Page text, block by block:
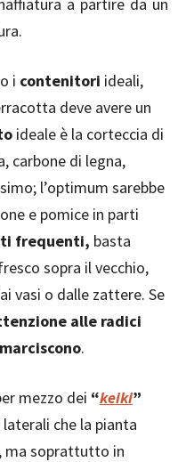
i contenitori ideali,
deve avere un
ideale è la corteccia di
carbone di legna,
l’optimum sarebbe
e pomice in parti
frequenti, basta
sopra il vecchio,
vasi o dalle zattere. Se
alle radici
.
mezzo dei “keiki”
che la pianta
ma soprattutto in